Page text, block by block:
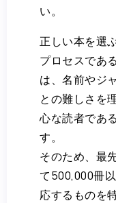
い。
正しい本を選
プロセスであ
は、名前やジ
との難しさを
心な読者であ
す。
そのため、最
て500,000冊
応するものを